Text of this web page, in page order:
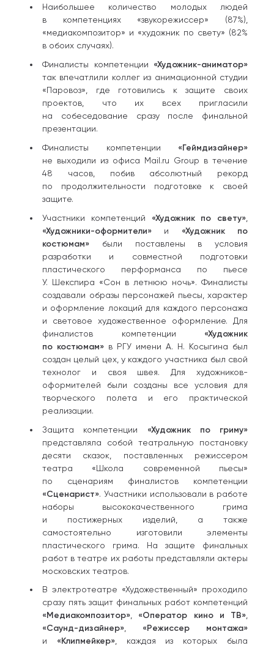
Наибольшее количество молодых людей
в компетенциях «звукорежиссер» (87%),
«медиакомпозитор» и «художник по свету» (82%
в обоих случаях).
Финалисты компетенции «Художник-аниматор»
так впечатлили коллег из анимационной студии
«Паровоз», где готовились к защите своих
проектов, что их всех пригласили
на собеседование сразу после финальной
презентации.
Финалисты компетенции «Геймдизайнер»
не выходили из офиса Mail.ru Group в течение
48 часов, побив абсолютный рекорд
по продолжительности подготовке к своей
защите.
Участники компетенций «Художник по свету»
«Художники-оформители» и «Художник по
костюмам» были поставлены в условия
разработки и совместной подготовки
пластического перформанса по пьесе
У. Шекспира «Сон в летнюю ночь». Финалисты
создавали образы персонажей пьесы, характер
и оформление локаций для каждого персонажа
и световое художественное оформление. Для
финалистов компетенции «Художник
по костюмам» в РГУ имени А. Н. Косыгина был
создан целый цех, у каждого участника был свой
технолог и своя швея. Для художников-
оформителей были созданы все условия для
творческого полета и его практической
реализации.
Защита компетенции «Художник по гриму»
представляла собой театральную постановку
десяти сказок, поставленных режиссером
театра «Школа современной пьесы»
по сценариям финалистов компетенции
«Сценарист». Участники использовали в работе
наборы высококачественного грима
и постижерных изделий, а также
самостоятельно изготовили элементы
пластического грима. На защите финальных
работ в театре их работы представляли актеры
московских театров.
В электротеатре «Художественный» проходило
сразу пять защит финальных работ компетенций
«Медиакомпозитор», «Оператор кино и ТВ»,
«Саунд-дизайнер», «Режиссер монтажа»
и «Клипмейкер», каждая из которых была